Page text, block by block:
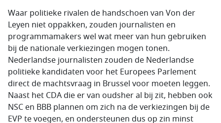
Waar politieke rivalen de handschoen van Von der
Leyen niet oppakken, zouden journalisten en
programmamakers wel wat meer van hun gebruiken
bij de nationale verkiezingen mogen tonen.
Nederlandse journalisten zouden de Nederlandse
politieke kandidaten voor het Europees Parlement
direct de machtsvraag in Brussel voor moeten leggen.
Naast het CDA die er van oudsher al bij zit, hebben ook
NSC en BBB plannen om zich na de verkiezingen bij de
EVP te voegen, en ondersteunen dus op zin minst